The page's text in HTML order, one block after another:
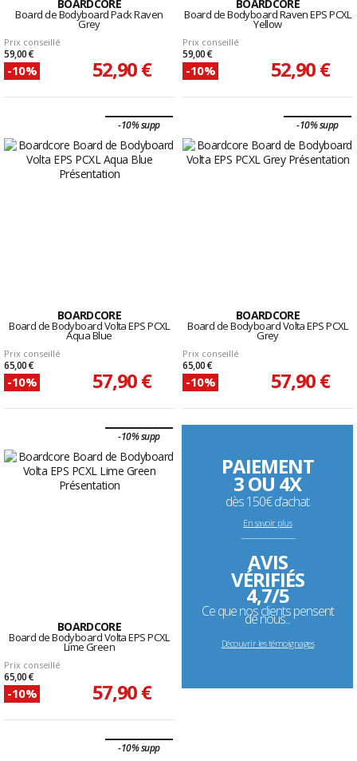
BOARDCORE
Board de Bodyboard Pack Raven
Grey
Prix conseillé
59,00 €
-10% 52,90 €
BOARDCORE
Board de Bodyboard Raven EPS PCXL
Yellow
Prix conseillé
59,00 €
-10% 52,90 €
-10% supp
BOARDCORE
Board de Bodyboard Volta EPS PCXL
Aqua Blue
Prix conseillé
65,00 €
-10% 57,90 €
-10% supp
BOARDCORE
Board de Bodyboard Volta EPS PCXL
Grey
Prix conseillé
65,00 €
-10% 57,90 €
-10% supp
BOARDCORE
Board de Bodyboard Volta EPS PCXL
Lime Green
Prix conseillé
65,00 €
-10% 57,90 €
PAIEMENT
3 OU 4X
dès 150€ d’achat
En savoir plus
--------------------------------------------------------------------
AVIS
VÉRIFIÉS
4,7/5
Ce que nos clients pensent
de nous...
Découvrir les témoignages
-10% supp